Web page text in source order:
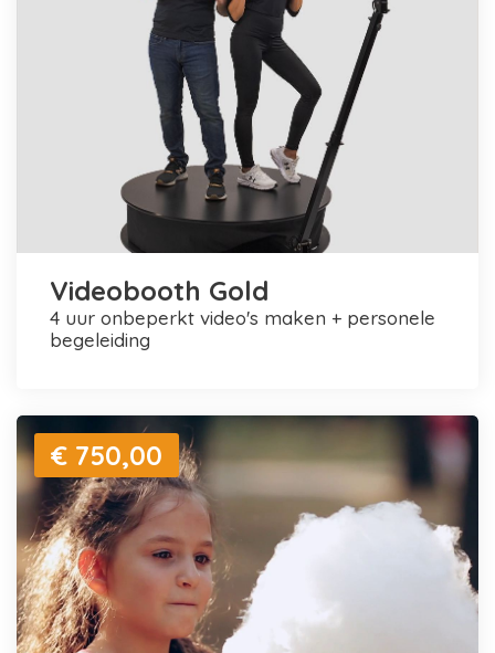
Videobooth Gold
4 uur onbeperkt video's maken + personele
begeleiding
€ 750,00